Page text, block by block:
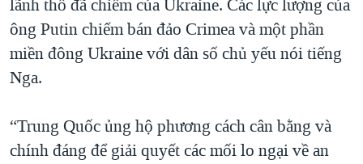
lãnh thổ đã chiếm của Ukraine. Các lực lượng của
ông Putin chiếm bán đảo Crimea và một phần
miền đông Ukraine với dân số chủ yếu nói tiếng
Nga.
“Trung Quốc ủng hộ phương cách cân bằng và
chính đáng để giải quyết các mối lo ngại về an